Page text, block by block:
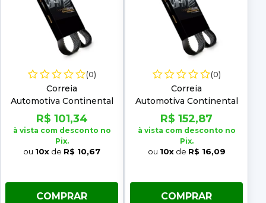
(0)
Correia
Automotiva Continental
10PK 1150
R$ 101,34
à vista com desconto no
Pix.
ou 10x de R$ 10,67
COMPRAR
(0)
Correia
Automotiva Continental
10PK 1510
R$ 152,87
à vista com desconto no
Pix.
ou 10xde R$ 16,09
COMPRAR